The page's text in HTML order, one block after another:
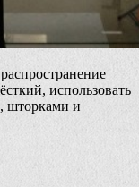
использовать
шторками и